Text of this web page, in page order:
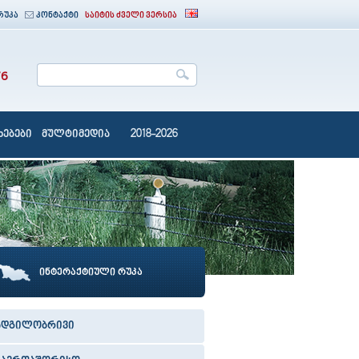
კონტაქტი საიტის ძველი ვერსია
მულტიმედია 2018-2026
ინტერაქტიული რუკა